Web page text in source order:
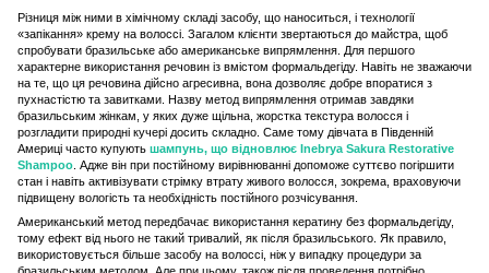
Різниця між ними в хімічному складі засобу, що наноситься, і технології
«запікання» крему на волоссі. Загалом клієнти звертаються до майстра, щоб
спробувати бразильське або американське випрямлення. Для першого
характерне використання речовин із вмістом формальдегіду. Навіть не зважаючи
на те, що ця речовина дійсно агресивна, вона дозволяє добре впоратися з
пухнастістю та завитками. Назву метод випрямлення отримав завдяки
бразильським жінкам, у яких дуже щільна, жорстка текстура волосся і
розгладити природні кучері досить складно. Саме тому дівчата в Південній
Америці часто купують шампунь, що відновлює Inebrya Sakura Restorative
Shampoo . Адже він при постійному вирівнюванні допоможе суттєво погіршити
стан і навіть активізувати стрімку втрату живого волосся, зокрема, враховуючи
підвищену вологість та необхідність постійного розчісування.
Американський метод передбачає використання кератину без формальдегіду,
тому ефект від нього не такий тривалий, як після бразильського. Як правило,
використовується більше засобу на волоссі, ніж у випадку процедури за